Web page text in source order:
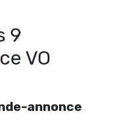
9
VO
annonce